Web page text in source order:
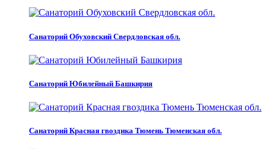
Санаторий Обуховский Свердловская обл.
Санаторий Юбилейный Башкирия
Санаторий Красная гвоздика Тюмень Тюменская обл.